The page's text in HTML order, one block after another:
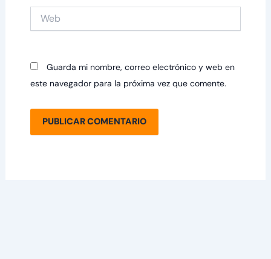
Guarda mi nombre, correo electrónico y web en
este navegador para la próxima vez que comente.